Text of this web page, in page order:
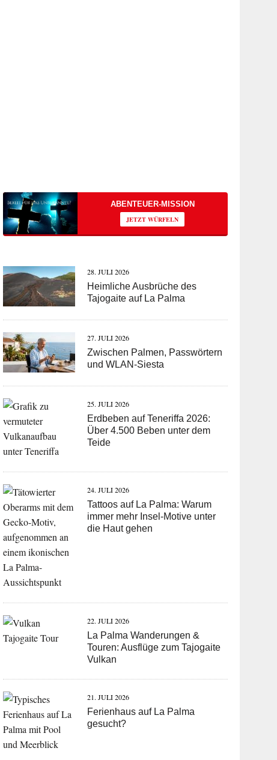
ABENTEUER-MISSION
JETZT WÜRFELN
28. JULI 2026
Heimliche Ausbrüche des
Tajogaite auf La Palma
27. JULI 2026
Zwischen Palmen, Passwörtern
und WLAN-Siesta
25. JULI 2026
Erdbeben auf Teneriffa 2026:
Über 4.500 Beben unter dem
Teide
24. JULI 2026
Tattoos auf La Palma: Warum
immer mehr Insel-Motive unter
die Haut gehen
22. JULI 2026
La Palma Wanderungen &
Touren: Ausflüge zum Tajogaite
Vulkan
21. JULI 2026
Ferienhaus auf La Palma
gesucht?